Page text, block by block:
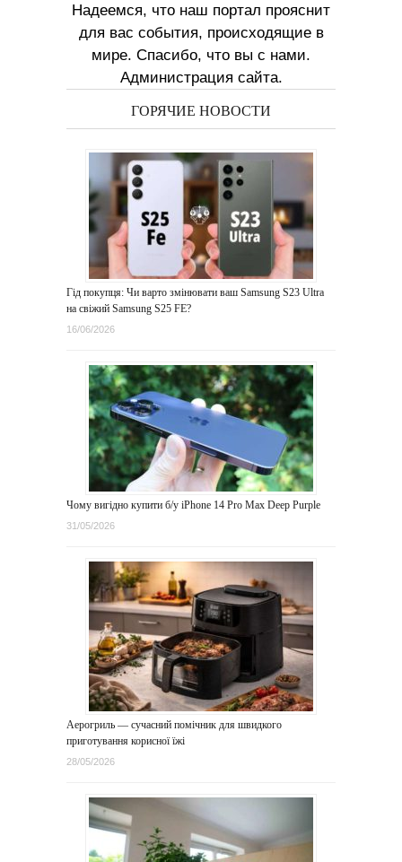
Надеемся, что наш портал прояснит
для вас события, происходящие в
мире. Спасибо, что вы с нами.
Администрация сайта.
ГОРЯЧИЕ НОВОСТИ
Гід покупця: Чи варто змінювати ваш Samsung S23 Ultra
на свіжий Samsung S25 FE?
16/06/2026
Чому вигідно купити б/у iPhone 14 Pro Max Deep Purple
31/05/2026
Аерогриль — сучасний помічник для швидкого
приготування корисної їжі
28/05/2026